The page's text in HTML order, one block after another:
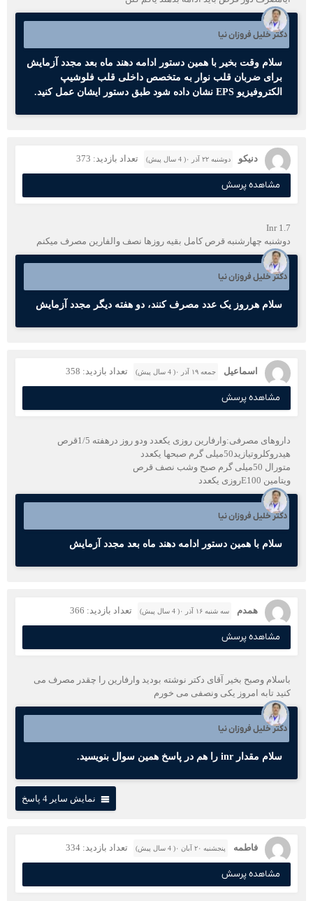
دکتر خلیل فروزان نیا
سلام وقت بخیر با همین دستور ادامه دهند ماه بعد مجدد آزمایش
برای ضربان قلب نوار به متخصص داخلی قلب فلوشیپ
الکتروفیزیو EPS نشان داده شود طبق دستور ایشان عمل کنید.
دنيكو دوشنبه ۲۲ آذر ۰( 4 سال پیش) تعداد بازدید: 373
مشاهده پرسش
Inr 1.7
دوشنبه چهارشنبه قرص كامل بقيه روزها نصف والفارين مصرف ميكنم
دکتر خلیل فروزان نیا
سلام هرروز یک عدد مصرف کنند، دو هفته دیگر مجدد آزمایش
اسماعیل جمعه ۱۹ آذر ۰( 4 سال پیش) تعداد بازدید: 358
مشاهده پرسش
داروهای مصرفی:وارفارین روزی یکعدد ودو روز درهفته 1/5قرص
هیدروکلروتیازید50میلی گرم صبحها یکعدد
متورال 50میلی گرم صبح وشب نصف قرص
ویتامین E100روزی یکعدد
دکتر خلیل فروزان نیا
سلام با همین دستور ادامه دهند ماه بعد مجدد آزمایش
همدم سه شنبه ۱۶ آذر ۰( 4 سال پیش) تعداد بازدید: 366
مشاهده پرسش
باسلام وصبح بخیر آقای دکتر نوشته بودید وارفارین را چقدر مصرف می
کنید تابه امروز یکی ونصفی می خورم
دکتر خلیل فروزان نیا
سلام مقدار inr را هم در پاسخ همین سوال بنویسید.
نمایش سایر 4 پاسخ
فاطمه پنجشنبه ۲۰ آبان ۰( 4 سال پیش) تعداد بازدید: 334
مشاهده پرسش